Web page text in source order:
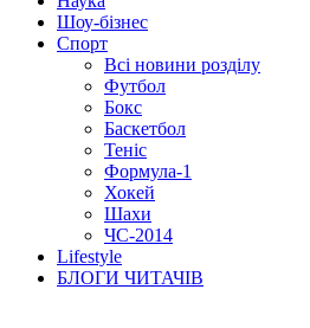
Шоу-бізнес
Спорт
Всі новини розділу
Футбол
Бокс
Баскетбол
Теніс
Формула-1
Хокей
Шахи
ЧС-2014
Lifestyle
БЛОГИ ЧИТАЧІВ